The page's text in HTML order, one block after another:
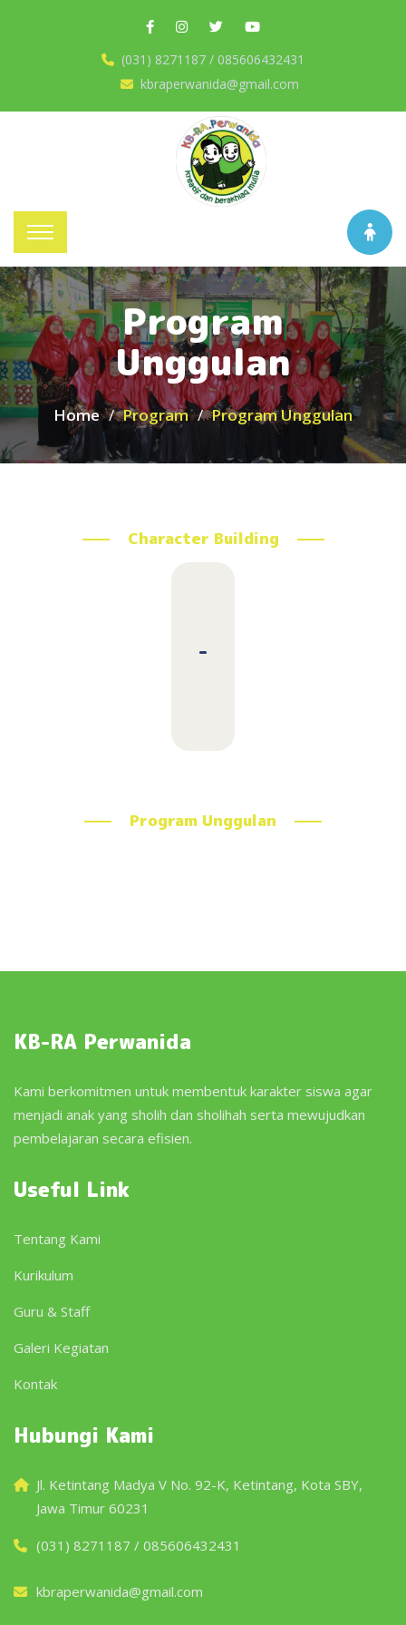
(031) 8271187 / 085606432431
kbraperwanida@gmail.com
Program
Unggulan
Home Program Program Unggulan
Character Building
-
Program Unggulan
KB-RA Perwanida
Kami berkomitmen untuk membentuk karakter siswa agar
menjadi anak yang sholih dan sholihah serta mewujudkan
pembelajaran secara efisien.
Useful Link
Tentang Kami
Kurikulum
Guru & Staff
Galeri Kegiatan
Kontak
Hubungi Kami
Jl. Ketintang Madya V No. 92-K, Ketintang, Kota SBY,
Jawa Timur 60231
(031) 8271187 / 085606432431
kbraperwanida@gmail.com